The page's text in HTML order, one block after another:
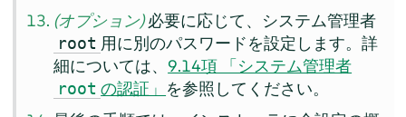
(オプション)必要に応じて、システム管理者
root 用に別のパスワードを設定します。詳
細については、 9.14項 「システム管理者
root の認証」 を参照してください。